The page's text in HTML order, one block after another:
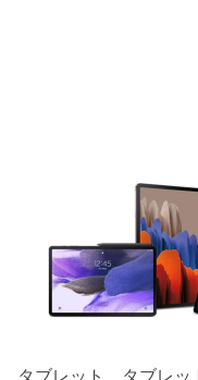
タブレット、タブレ